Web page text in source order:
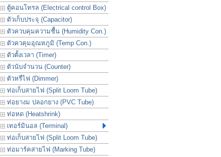
ตู้คอนโทรล (Electrical control Box)
ตัวเก็บประจุ (Capacitor)
ตัวควบคุมความชื้น (Humidity Con.)
ตัวควคุมอุณหภูมิ (Temp Con.)
ตัวตั้งเวลา (Timer)
ตัวนับจำนวน (Counter)
ตัวหรี่ไฟ (Dimmer)
ท่อเก็บสายไฟ (Split Loom Tube)
ท่อยางม ปลอกยาง (PVC Tube)
ท่อหด (Heatshrink)
เทอร์มินอล (Terminal)
ท่อเก็บสายไฟ (Split Loom Tube)
ท่อมาร์คสายไฟ (Marking Tube)